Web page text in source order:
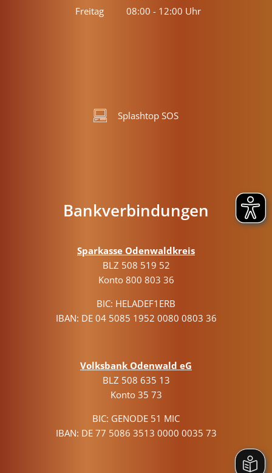
Von 13:30 bis 18:00 Uhr
Freitag 08:00 - 12:00 Uhr
Splashtop SOS
Bankverbindungen
Sparkasse Odenwaldkreis
BLZ 508 519 52
Konto 800 803 36
BIC: HELADEF1ERB
IBAN: DE 04 5085 1952 0080 0803 36
Volksbank Odenwald eG
BLZ 508 635 13
Konto 35 73
BIC: GENODE 51 MIC
IBAN: DE 77 5086 3513 0000 0035 73